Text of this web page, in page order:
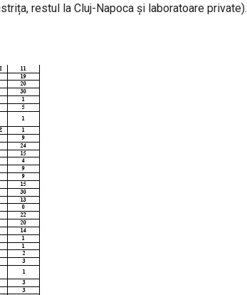
restul la Cluj-Napoca și laboratoare private).